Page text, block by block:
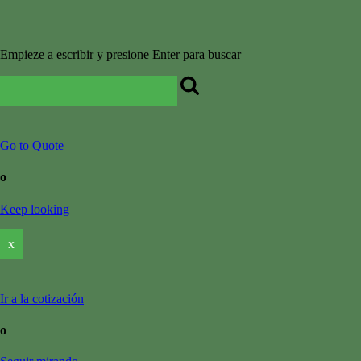
Empieze a escribir y presione Enter para buscar
Go to Quote
o
Keep looking
x
Ir a la cotización
o